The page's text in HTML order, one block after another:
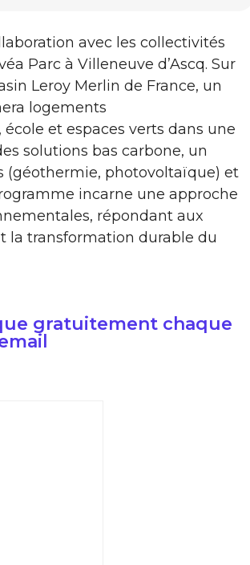
avec les collectivités
Parc à Villeneuve d’Ascq. Sur
Leroy Merlin de France, un
logements
et espaces verts dans une
solutions bas carbone, un
(géothermie, photovoltaïque) et
incarne une approche
répondant aux
la transformation durable du
gratuitement chaque